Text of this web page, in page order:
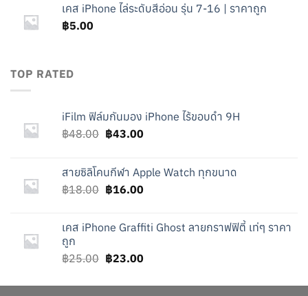
was:
is:
เคส iPhone ไล่ระดับสีอ่อน รุ่น 7-16 | ราคาถูก
฿5.00
TOP RATED
iFilm ฟิล์มกันมอง iPhone ไร้ขอบดำ 9H
฿48.00 Original
฿48.00.
฿43.00Current
฿43.00.
สายซิลิโคนกีฬา Apple Watch ทุกขนาด
฿18.00 Original
฿18.00.
฿16.00Current
฿16.00.
เคส iPhone Graffiti Ghost ลายกราฟฟิตี้ เท่ๆ ราคา
ถูก
฿25.00 Original
was:
฿23.00Current
is: